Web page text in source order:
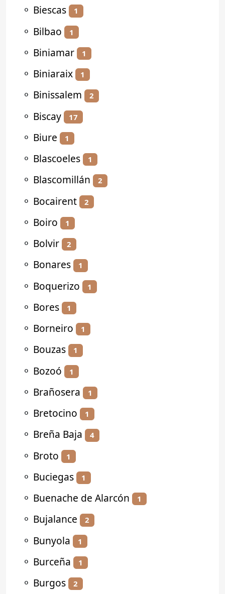
⚬ Biescas 1
⚬ Bilbao 1
⚬ Biniamar 1
⚬ Biniaraix 1
⚬ Binissalem 2
⚬ Biscay 17
⚬ Biure 1
⚬ Blascoeles 1
⚬ Blascomillán 2
⚬ Bocairent 2
⚬ Boiro 1
⚬ Bolvir 2
⚬ Bonares 1
⚬ Boquerizo 1
⚬ Bores 1
⚬ Borneiro 1
⚬ Bouzas 1
⚬ Bozoó 1
⚬ Brañosera 1
⚬ Bretocino 1
⚬ Breña Baja 4
⚬ Broto 1
⚬ Buciegas 1
⚬ Buenache de Alarcón 1
⚬ Bujalance 2
⚬ Bunyola 1
⚬ Burceña 1
⚬ Burgos 2